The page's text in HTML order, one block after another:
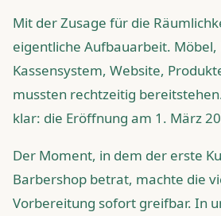
Mit der Zusage für die
eigentliche Aufbauarbeit.
Kassensystem, Website,
mussten rechtzeitig
klar: die Eröffnung am 1. März
Der Moment, in dem der erste
Barbershop betrat, machte die
Vorbereitung sofort greifbar. In